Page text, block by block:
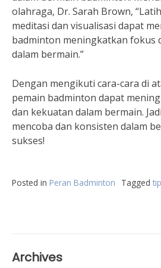
olahraga, Dr. Sarah Brown,
meditasi dan visualisasi dapat
badminton meningkatkan fokus
dalam bermain.”
Dengan mengikuti cara-cara di
pemain badminton dapat
dan kekuatan dalam bermain.
mencoba dan konsisten dalam
sukses!
Posted in Peran Badminton Tagged
Archives